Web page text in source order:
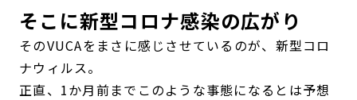
そこに新型コロナ感染の広がり
そのVUCAをまさに感じさせているのが、新型コロ
ナウィルス。
正直、1か月前までこのような事態になるとは予想